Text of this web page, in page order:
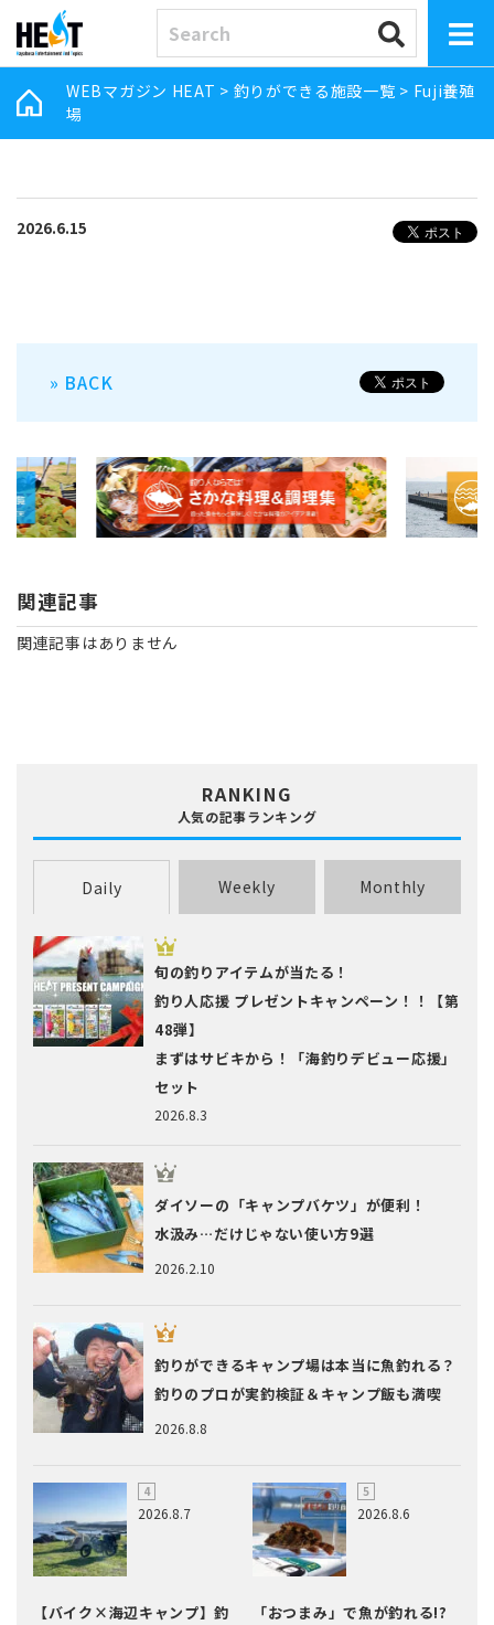
WEBマガジン HEAT > 釣りができる施設一覧 > Fuji養殖
場
2026.6.15
» BACK
関連記事
関連記事はありません
RANKING
人気の記事ランキング
Daily Weekly Monthly
2026.8.3
旬の釣りアイテムが当たる！
釣り人応援 プレゼントキャンペーン！！【第
48弾】
まずはサビキから！「海釣りデビュー応援」
セット
2026.2.10
ダイソーの「キャンプバケツ」が便利！
水汲み…だけじゃない使い方9選
2026.8.8
釣りができるキャンプ場は本当に魚釣れる？
釣りのプロが実釣検証＆キャンプ飯も満喫
2026.8.7
【バイク×海辺キャンプ】釣
2026.8.6
「おつまみ」で魚が釣れる!?